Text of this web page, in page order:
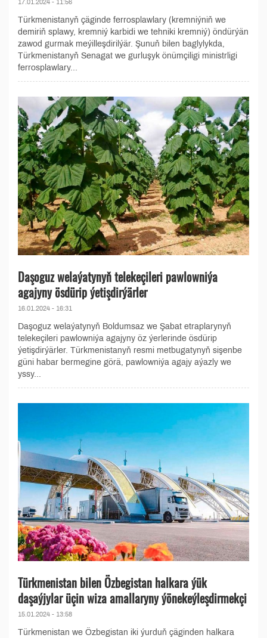
17.01.2024 - 11:56
Türkmenistanyň çäginde ferrosplawlary (kremniýniň we
demiriň splawy, kremniý karbidi we tehniki kremniý) öndürýän
zawod gurmak meýilleşdirilýär. Şunuň bilen baglylykda,
Türkmenistanyň Senagat we gurluşyk önümçiligi ministrligi
ferrosplawlary...
Daşoguz welaýatynyň telekeçileri pawlowniýa
agajyny ösdürip ýetişdirýärler
16.01.2024 - 16:31
Daşoguz welaýatynyň Boldumsaz we Şabat etraplarynyň
telekeçileri pawlowniýa agajyny öz ýerlerinde ösdürip
ýetişdirýärler. Türkmenistanyň resmi metbugatynyň sişenbe
güni habar bermegine görä, pawlowniýa agajy aýazly we
yssy...
Türkmenistan bilen Özbegistan halkara ýük
daşaýjylar üçin wiza amallaryny ýönekeýleşdirmekçi
15.01.2024 - 13:58
Türkmenistan we Özbegistan iki ýurduň çäginden halkara